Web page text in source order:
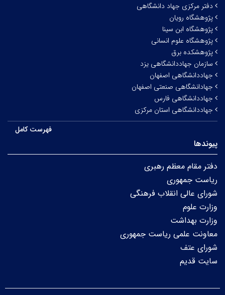
دفتر مرکزی جهاد دانشگاهی
پژوهشگاه رویان
پژوهشگاه ابن سینا
پژوهشگاه علوم انسانی
پژوهشکده برق
سازمان جهاددانشگاهی یزد
جهاددانشگاهی اصفهان
جهادانشگاهی صنعتی اصفهان
جهاددانشگاهی فارس
جهاددانشگاهی استان مرکزی
فهرست کامل
پیوندها
دفتر مقام معظم رهبری
ریاست جمهوری
شورای عالی انقلاب فرهنگی
وزارت علوم
وزارت بهداشت
معاونت علمی ریاست جمهوری
شورای عتف
سایت قدیم